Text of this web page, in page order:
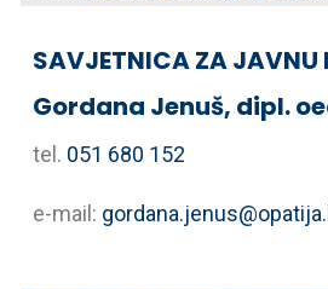
SAVJETNICA ZA JAVNU
Gordana Jenuš, dipl.
tel. 051 680 152
e-mail: